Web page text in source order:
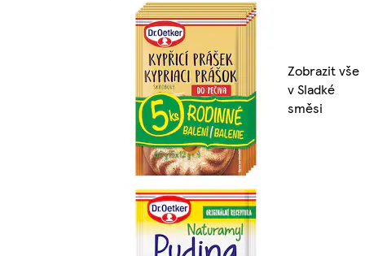
Zobrazit vše
v Sladké
směsi